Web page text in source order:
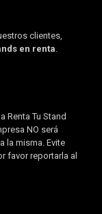
clientes,
en renta
Renta Tu Stand
NO será
la misma. Evite
favor reportarla al